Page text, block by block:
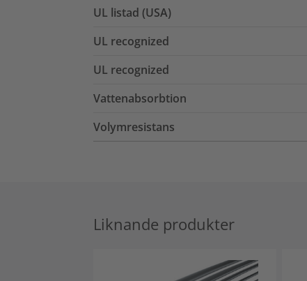
UL listad (USA)
UL recognized
UL recognized
Vattenabsorbtion
Volymresistans
Liknande produkter